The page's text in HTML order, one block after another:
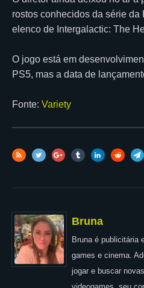
rostos conhecidos da série da
elenco de Intergalactic: The
O jogo está em
PS5, mas a data de
Fonte: Variety
Bruna
Bruna é publicitária
games e cinema.
jogar e buscar